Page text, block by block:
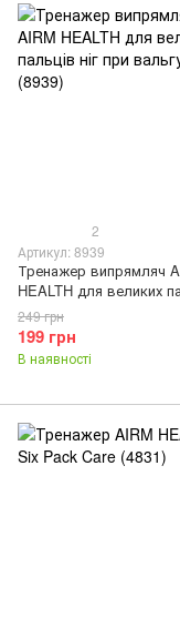
2
Артикул: 8939
Тренажер випрямляч
HEALTH для великих
ніг при вальгусі (8939)
199 грн
249 грн
В наявності